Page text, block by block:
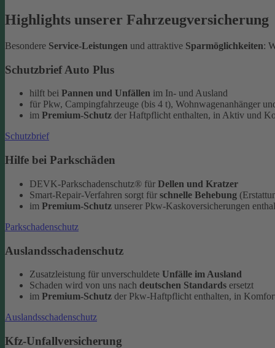
Highlights unserer Fahrzeugversicherung
Besondere Service-Leistungen und attraktive Sparmöglichkeiten:
Schutzbrief Auto Plus
hilft bei Pannen und Unfällen im In- und Ausland
für Pkw, Campingfahrzeuge (bis 4 t), Wohnwagenanhänger
im Premium-Schutz der Haftpflicht enthalten, in Aktiv und
Schutzbrief
Hilfe bei Parkschäden
DEVK-Parkschadenschutz® für Dellen und Kratzer
Smart-Repair-Verfahren sorgt für schnelle Behebung
im Premium-Schutz unserer Pkw-Kaskoversicherungen
Parkschadenschutz
Auslandsschadenschutz
Zusatzleistung für unverschuldete Unfälle im Ausland
Schaden wird von uns nach deutschen Standards ersetzt
im Premium-Schutz der Pkw-Haftpflicht enthalten, in
Auslandsschadenschutz
Kfz-Unfallversicherung